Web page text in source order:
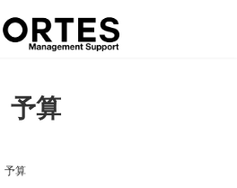
予算
予算